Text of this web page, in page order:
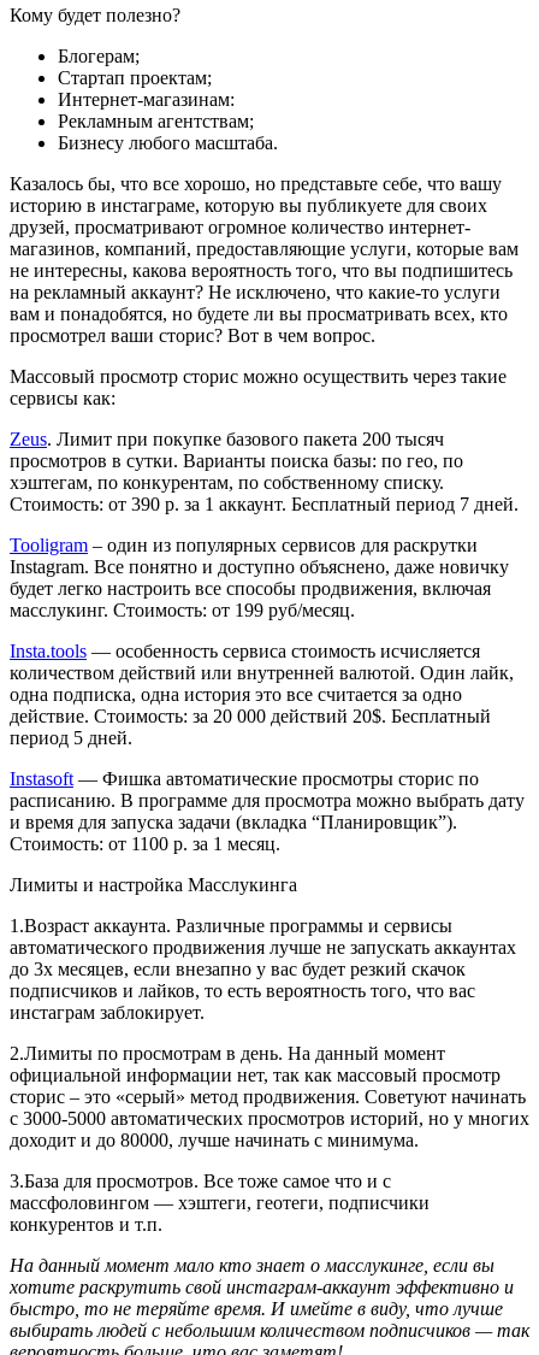
Кому будет полезно?
Блогерам;
Стартап проектам;
Интернет-магазинам:
Рекламным агентствам;
Бизнесу любого масштаба.
Казалось бы, что все хорошо, но представьте себе, что вашу
историю в инстаграме, которую вы публикуете для своих
друзей, просматривают огромное количество интернет-
магазинов, компаний, предоставляющие услуги, которые вам
не интересны, какова вероятность того, что вы подпишитесь
на рекламный аккаунт? Не исключено, что какие-то услуги
вам и понадобятся, но будете ли вы просматривать всех, кто
просмотрел ваши сторис? Вот в чем вопрос.
Массовый просмотр сторис можно осуществить через такие
сервисы как:
Zeus. Лимит при покупке базового пакета 200 тысяч
просмотров в сутки. Варианты поиска базы: по гео, по
хэштегам, по конкурентам, по собственному списку.
Стоимость: от 390 р. за 1 аккаунт. Бесплатный период 7 дней.
Tooligram – один из популярных сервисов для раскрутки
Instagram. Все понятно и доступно объяснено, даже новичку
будет легко настроить все способы продвижения, включая
масслукинг. Стоимость: от 199 руб/месяц.
Insta.tools — особенность сервиса стоимость исчисляется
количеством действий или внутренней валютой. Один лайк,
одна подписка, одна история это все считается за одно
действие. Стоимость: за 20 000 действий 20$. Бесплатный
период 5 дней.
Instasoft — Фишка автоматические просмотры сторис по
расписанию. В программе для просмотра можно выбрать дату
и время для запуска задачи (вкладка “Планировщик”).
Стоимость: от 1100 р. за 1 месяц.
Лимиты и настройка Масслукинга
1.Возраст аккаунта. Различные программы и сервисы
автоматического продвижения лучше не запускать аккаунтах
до 3х месяцев, если внезапно у вас будет резкий скачок
подписчиков и лайков, то есть вероятность того, что вас
инстаграм заблокирует.
2.Лимиты по просмотрам в день. На данный момент
официальной информации нет, так как массовый просмотр
сторис – это «серый» метод продвижения. Советуют начинать
с 3000-5000 автоматических просмотров историй, но у многих
доходит и до 80000, лучше начинать с минимума.
3.База для просмотров. Все тоже самое что и с
массфоловингом — хэштеги, геотеги, подписчики
конкурентов и т.п.
На данный момент мало кто знает о масслукинге, если вы
хотите раскрутить свой инстаграм-аккаунт эффективно и
быстро, то не теряйте время. И имейте в виду, что лучше
выбирать людей с небольшим количеством подписчиков — так